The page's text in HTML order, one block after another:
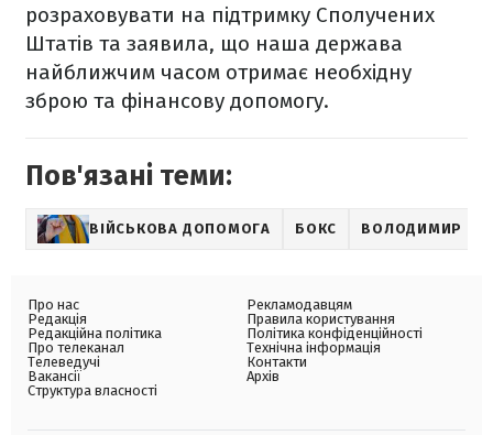
розраховувати на підтримку Сполучених
Штатів та заявила, що наша держава
найближчим часом отримає необхідну
зброю та фінансову допомогу.
Пов'язані теми:
ВІЙСЬКОВА ДОПОМОГА БОКС ВОЛОДИМИР
Про нас
Редакція
Редакційна політика
Про телеканал
Телеведучі
Вакансії
Структура власності
Рекламодавцям
Правила користування
Політика конфіденційності
Технічна інформація
Контакти
Архів